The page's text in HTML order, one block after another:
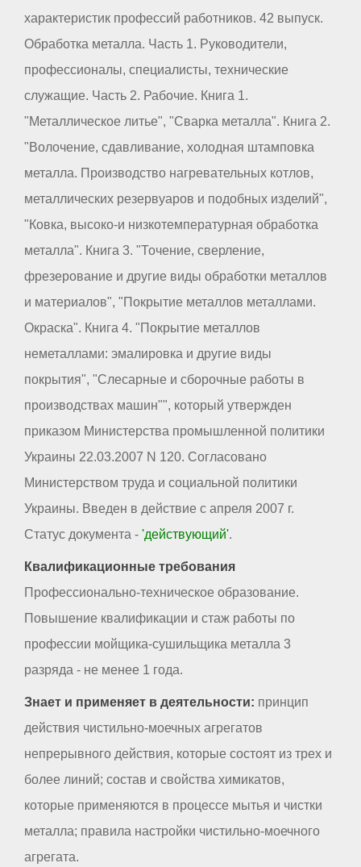
характеристик профессий работников. 42 выпуск.
Обработка металла. Часть 1. Руководители,
профессионалы, специалисты, технические
служащие. Часть 2. Рабочие. Книга 1.
"Металлическое литье", "Сварка металла". Книга 2.
"Волочение, сдавливание, холодная штамповка
металла. Производство нагревательных котлов,
металлических резервуаров и подобных изделий",
"Ковка, высоко-и низкотемпературная обработка
металла". Книга 3. "Точение, сверление,
фрезерование и другие виды обработки металлов
и материалов", "Покрытие металлов металлами.
Окраска". Книга 4. "Покрытие металлов
неметаллами: эмалировка и другие виды
покрытия", "Слесарные и сборочные работы в
производствах машин"", который утвержден
приказом Министерства промышленной политики
Украины 22.03.2007 N 120. Согласовано
Министерством труда и социальной политики
Украины. Введен в действие с апреля 2007 г.
Статус документа - 'действующий'.
Квалификационные требования
Профессионально-техническое образование.
Повышение квалификации и стаж работы по
профессии мойщика-сушильщика металла 3
разряда - не менее 1 года.
Знает и применяет в деятельности: принцип
действия чистильно-моечных агрегатов
непрерывного действия, которые состоят из трех и
более линий; состав и свойства химикатов,
которые применяются в процессе мытья и чистки
металла; правила настройки чистильно-моечного
агрегата.